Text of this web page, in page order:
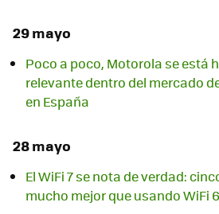
29 mayo
Poco a poco, Motorola se está
relevante dentro del mercado
en España
28 mayo
El WiFi 7 se nota de verdad:
mucho mejor que usando WiFi 6